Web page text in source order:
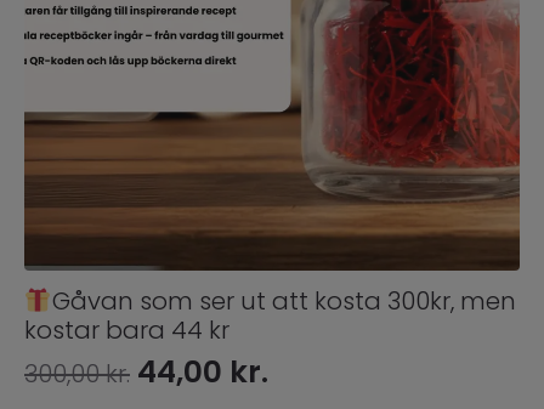
Gåvan som ser ut att kosta 300kr, men
kostar bara 44 kr
300,00kr. Den
44,00 kr.